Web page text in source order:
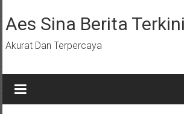
ke
konten
Aes Sina Berita Terkini
Akurat Dan Terpercaya